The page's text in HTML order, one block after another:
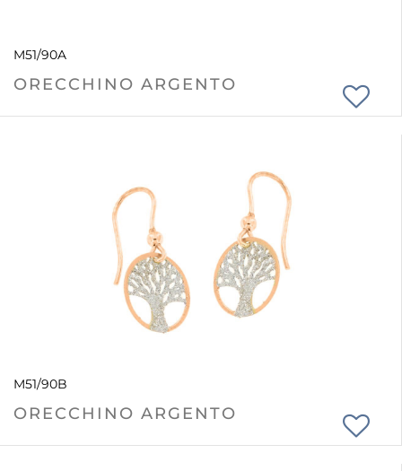
M51/90A
ORECCHINO ARGENTO
M51/90B
ORECCHINO ARGENTO